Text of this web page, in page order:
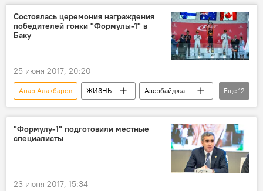
Состоялась церемония награждения
победителей гонки "Формулы-1" в
Баку
25 июня 2017, 20:20
Анар Алакбаров ЖИЗНЬ
Азербайджан
Спорт
Новости
Баку
Азад Рагимов
Первая леди Азербайджана Мехрибан Алиева
Еще 12
"Формулу-1" подготовили местные
специалисты
23 июня 2017, 15:34